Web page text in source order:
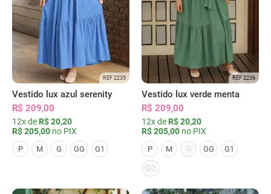
REF 2235
Vestido lux azul serenity
R$ 209,00
12x de R$ 20,20
R$ 205,00 no PIX
P M G GG G1
REF 2236
Vestido lux verde menta
R$ 209,00
12x de R$ 20,20
R$ 205,00 no PIX
P M G GG G1
G2